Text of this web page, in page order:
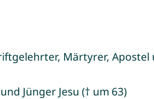
Märtyrer, Apostel
Jünger Jesu († um 63)